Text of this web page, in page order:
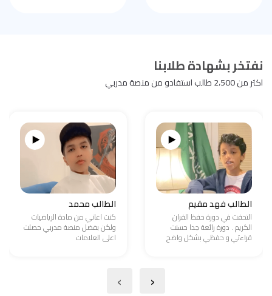
نفتخر بشهادة طلابنا
اكثر من 2،500 طالب استفادو من منصة مدربي
الطالب فهد مقيم
التحقت في دورة حفظ القران
الكريم . دورة رائعة جدا حسنت
قراءتي و حفظي بشكل واضح
الطالب محمد
كنت اعاني من مادة الرياضيات
ولكن بفضل منصة مدربي حصلت
اعلى العلامات
‹
›